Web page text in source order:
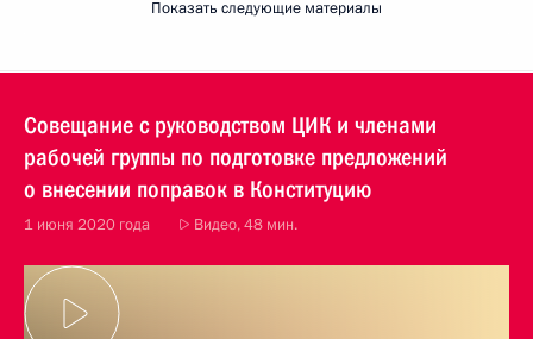
Показать следующие материалы
Совещание с руководством ЦИК и членами
рабочей группы по подготовке предложений
о внесении поправок в Конституцию
1 июня 2020 года Видео, 48 мин.